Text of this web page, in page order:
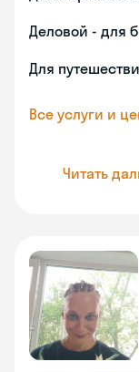
Деловой - для
Для
Все услуги и
Читать